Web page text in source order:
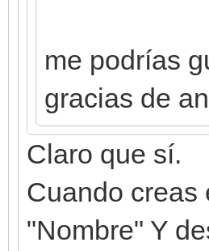
me podrías
gracias de
Claro que sí.
Cuando creas
"Nombre" Y